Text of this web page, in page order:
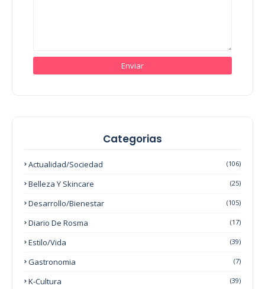
Categorias
Actualidad/Sociedad (106)
Belleza Y Skincare (25)
Desarrollo/Bienestar (105)
Diario De Rosma (17)
Estilo/Vida (39)
Gastronomia (7)
K-Cultura (39)